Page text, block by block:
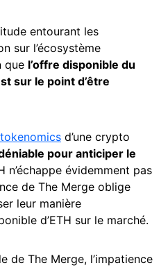
entourant les
sur l’écosystème
que l’offre disponible du
sur le point d’être
tokenomics d’une crypto
pour anticiper le
n’échappe évidemment pas
de The Merge oblige
leur manière
d’ETH sur le marché.
de The Merge, l’impatience